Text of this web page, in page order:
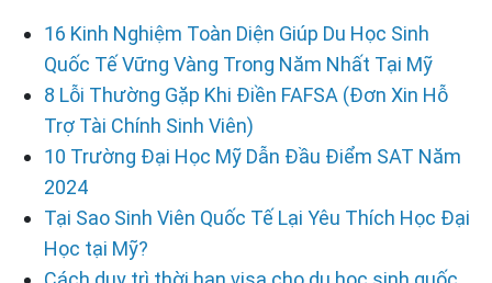
16 Kinh Nghiệm Toàn Diện Giúp Du Học Sinh
Quốc Tế Vững Vàng Trong Năm Nhất Tại Mỹ
8 Lỗi Thường Gặp Khi Điền FAFSA (Đơn Xin Hỗ
Trợ Tài Chính Sinh Viên)
10 Trường Đại Học Mỹ Dẫn Đầu Điểm SAT Năm
2024
Tại Sao Sinh Viên Quốc Tế Lại Yêu Thích Học Đại
Học tại Mỹ?